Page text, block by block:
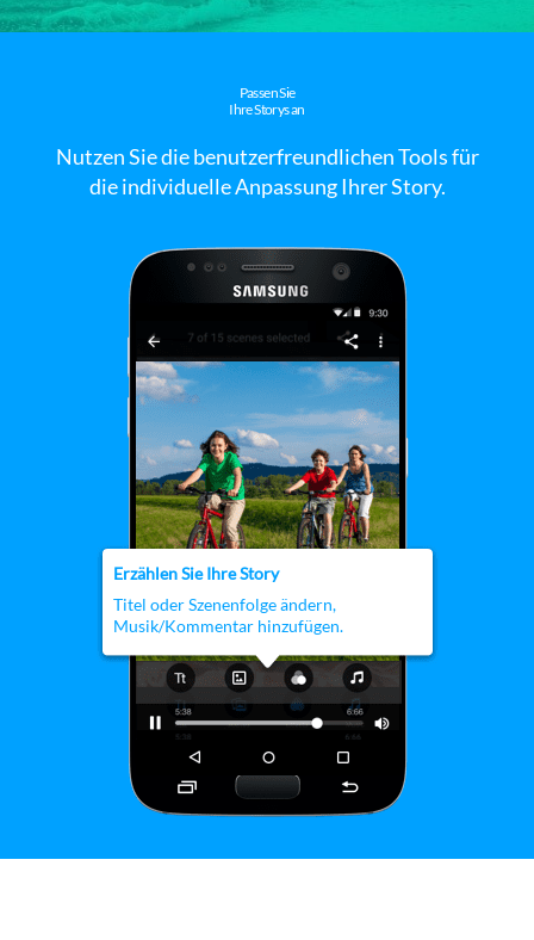
Passen Sie
Nutzen Sie die benutzerfreundlichen Tools für
Erzählen Sie Ihre Story
Titel oder Szenenfolge ändern,
Musik/Kommentar hinzufügen.